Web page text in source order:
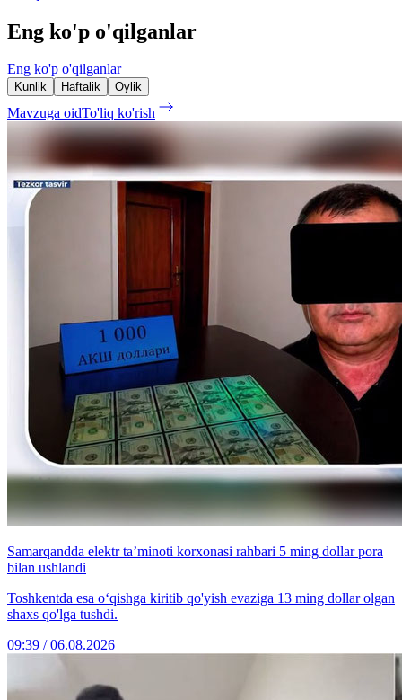
Eng ko'p o'qilganlar
Eng ko'p o'qilganlar
Kunlik Haftalik Oylik
Mavzuga oidTo'liq ko'rish
Samarqandda elektr ta’minoti korxonasi rahbari 5 ming dollar pora
bilan ushlandi
Toshkentda esa o‘qishga kiritib qo'yish evaziga 13 ming dollar olgan
shaxs qo'lga tushdi.
09:39 / 06.08.2026